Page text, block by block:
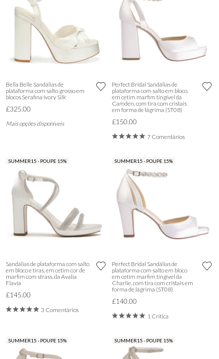
Bella Belle Sandálias de
plataforma com salto grosso em
blocos Serafina Ivory Silk
£325.00
Mais opções disponíveis
Perfect Bridal Sandálias de
plataforma com salto em bloco,
em cetim marfim tingível da
Camden, com tira com cristais
em forma de lágrima (ST08)
£150.00
7 Comentários
SUMMER15 - POUPE 15%
Sandálias de plataforma com salto
em bloco e tiras, em cetim cor de
marfim com strass, da Avalia
Flavia
£145.00
3 Comentários
SUMMER15 - POUPE 15%
Perfect Bridal Sandálias de
plataforma com salto em bloco
em cetim marfim tingível da
Charlie, com tira com cristais em
forma de lágrima (ST08)
£140.00
1 Crítica
SUMMER15 - POUPE 15% SUMMER15 - POUPE 15%